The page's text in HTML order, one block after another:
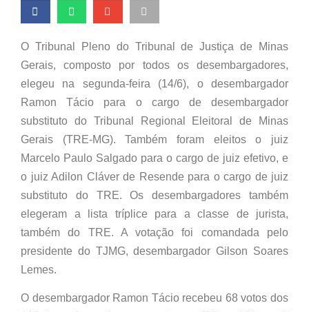
O Tribunal Pleno do Tribunal de Justiça de Minas
Gerais, composto por todos os desembargadores,
elegeu na segunda-feira (14/6), o desembargador
Ramon Tácio para o cargo de desembargador
substituto do Tribunal Regional Eleitoral de Minas
Gerais (TRE-MG). Também foram eleitos o juiz
Marcelo Paulo Salgado para o cargo de juiz efetivo, e
o juiz Adilon Cláver de Resende para o cargo de juiz
substituto do TRE. Os desembargadores também
elegeram a lista tríplice para a classe de jurista,
também do TRE. A votação foi comandada pelo
presidente do TJMG, desembargador Gilson Soares
Lemes.
O desembargador Ramon Tácio recebeu 68 votos dos